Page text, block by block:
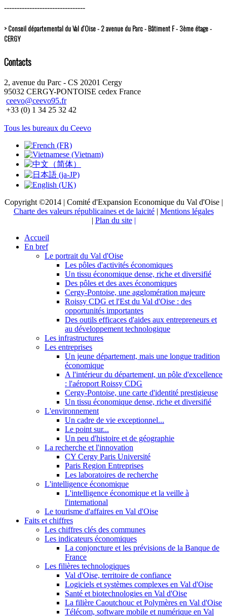
--------------------------------
> Conseil départemental du Val d’Oise - 2 avenue du Parc - Bâtiment F - 3ème étage -
CERGY
Contacts
2, avenue du Parc - CS 20201 Cergy
95032 CERGY-PONTOISE cedex France
ceevo@ceevo95.fr
+33 (0) 1 34 25 32 42
Tous les bureaux du Ceevo
Copyright ©2014 | Comité d'Expansion Economique du Val d'Oise |
Charte des valeurs républicaines et de laicité| Mentions légales
| Plan du site |
Accueil
En bref
Le portrait du Val d'Oise
Les pôles d'activités économiques
Un tissu économique dense, riche et diversifié
Des pôles et des axes économiques
Cergy-Pontoise, une agglomération majeure
Roissy CDG et l'Est du Val d'Oise : des
opportunités importantes
Des outils efficaces d'aides aux entrepreneurs et
au développement technologique
Les infrastructures
Les entreprises
Un jeune département, mais une longue tradition
économique
A l'intérieur du département, un pôle d'excellence
: l'aéroport Roissy CDG
Cergy-Pontoise, une carte d'identité prestigieuse
Un tissu économique dense, riche et diversifié
L'environnement
Un cadre de vie exceptionnel...
Le point sur...
Un peu d'histoire et de géographie
La recherche et l'innovation
CY Cergy Paris Université
Paris Region Entreprises
Les laboratoires de recherche
L'intelligence économique
L'intelligence économique et la veille à
l'international
Le tourisme d'affaires en Val d'Oise
Faits et chiffres
Les chiffres clés des communes
Les indicateurs économiques
La conjoncture et les prévisions de la Banque de
France
Les filières technologiques
Val d'Oise, territoire de confiance
Logiciels et systèmes complexes en Val d'Oise
Santé et biotechnologies en Val d'Oise
La filière Caoutchouc et Polymères en Val d'Oise
Télécom, software mobile et numérique en Val